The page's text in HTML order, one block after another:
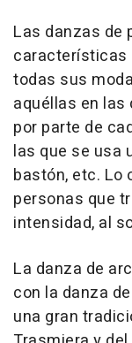
Las danzas de
características
todas sus
aquéllas en las
por parte de
las que se usa
bastón, etc. Lo
personas que
intensidad, al
La danza de
con la danza
una gran